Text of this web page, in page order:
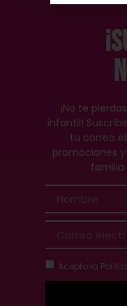
¡No te
infantil!
tu correo
promociones y
familia
Acepto la